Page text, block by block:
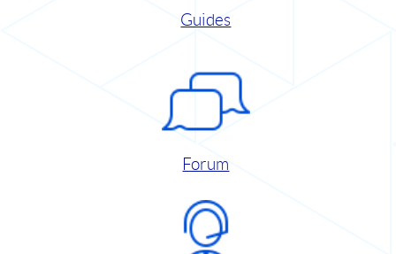
Guides
Forum